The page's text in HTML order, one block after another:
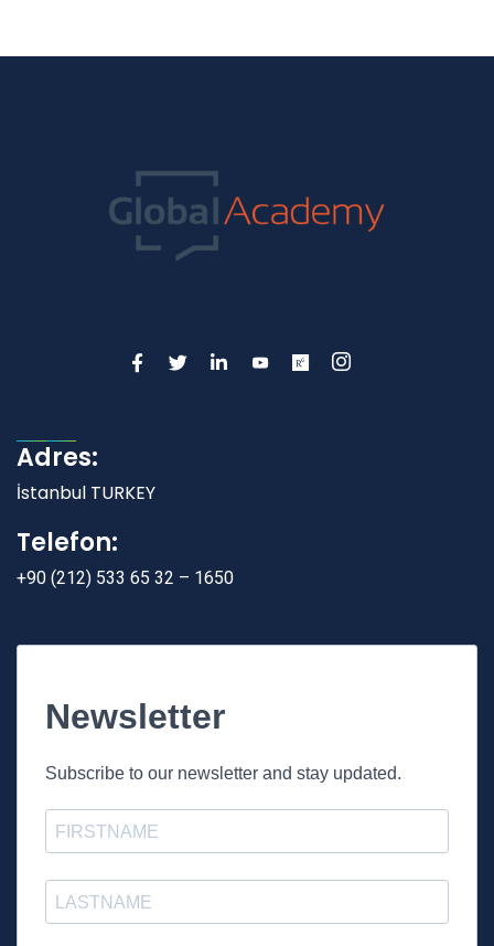
Adres:
İstanbul TURKEY
Telefon:
+90 (212) 533 65 32 – 1650
Newsletter
Subscribe to our newsletter and stay updated.